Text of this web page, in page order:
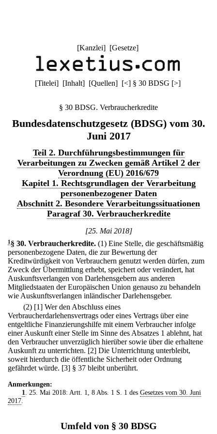
[Kanzlei] [Gesetze]
[Titelei] [Inhalt] [Quellen] [<] § 30 BDSG [>]
§ 30 BDSG. Verbraucherkredite
Bundesdatenschutzgesetz (BDSG) vom 30.
Juni 2017
Teil 2. Durchführungsbestimmungen für
Verarbeitungen zu Zwecken gemäß Artikel 2 der
Verordnung (EU) 2016/679
Kapitel 1. Rechtsgrundlagen der Verarbeitung
personenbezogener Daten
Abschnitt 2. Besondere Verarbeitungssituationen
Paragraf 30. Verbraucherkredite
[25. Mai 2018]
1 § 30. Verbraucherkredite. (1) Eine Stelle, die geschäftsmäßig
personenbezogene Daten, die zur Bewertung der
Kreditwürdigkeit von Verbrauchern genutzt werden dürfen, zum
Zweck der Übermittlung erhebt, speichert oder verändert, hat
Auskunftsverlangen von Darlehensgebern aus anderen
Mitgliedstaaten der Europäischen Union genauso zu behandeln
wie Auskunftsverlangen inländischer Darlehensgeber.
(2) [1] Wer den Abschluss eines
Verbraucherdarlehensvertrags oder eines Vertrags über eine
entgeltliche Finanzierungshilfe mit einem Verbraucher infolge
einer Auskunft einer Stelle im Sinne des Absatzes 1 ablehnt, hat
den Verbraucher unverzüglich hierüber sowie über die erhaltene
Auskunft zu unterrichten. [2] Die Unterrichtung unterbleibt,
soweit hierdurch die öffentliche Sicherheit oder Ordnung
gefährdet würde. [3] § 37 bleibt unberührt.
Anmerkungen:
1. 25. Mai 2018: Artt. 1, 8 Abs. 1 S. 1 des Gesetzes vom 30. Juni
2017.
Umfeld von § 30 BDSG